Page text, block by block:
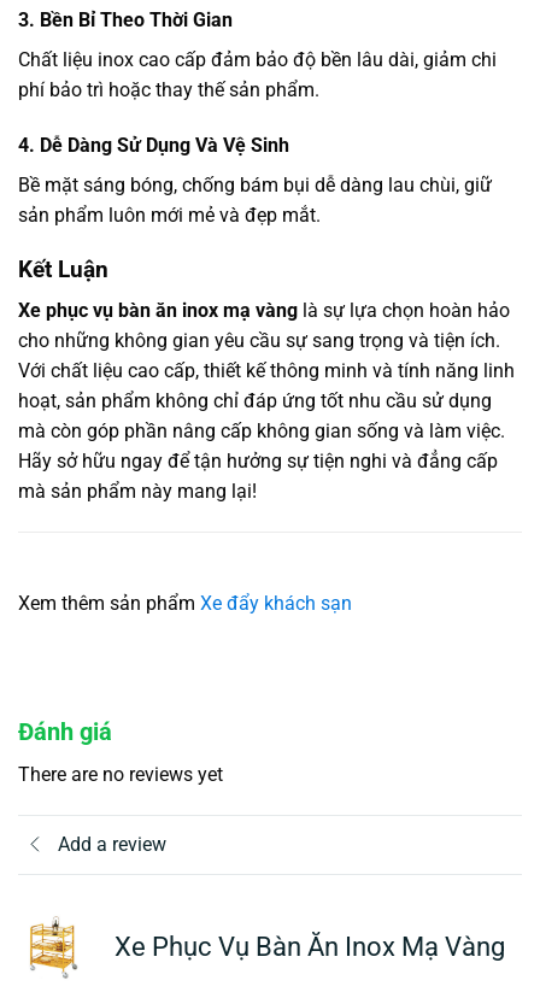
3. Bền Bỉ Theo Thời Gian
Chất liệu inox cao cấp đảm bảo độ bền lâu dài, giảm chi
phí bảo trì hoặc thay thế sản phẩm.
4. Dễ Dàng Sử Dụng Và Vệ Sinh
Bề mặt sáng bóng, chống bám bụi dễ dàng lau chùi, giữ
sản phẩm luôn mới mẻ và đẹp mắt.
Kết Luận
Xe phục vụ bàn ăn inox mạ vàng là sự lựa chọn hoàn hảo
cho những không gian yêu cầu sự sang trọng và tiện ích.
Với chất liệu cao cấp, thiết kế thông minh và tính năng linh
hoạt, sản phẩm không chỉ đáp ứng tốt nhu cầu sử dụng
mà còn góp phần nâng cấp không gian sống và làm việc.
Hãy sở hữu ngay để tận hưởng sự tiện nghi và đẳng cấp
mà sản phẩm này mang lại!
Xem thêm sản phẩm Xe đẩy khách sạn
Đánh giá
There are no reviews yet
Add a review
Xe Phục Vụ Bàn Ăn Inox Mạ Vàng